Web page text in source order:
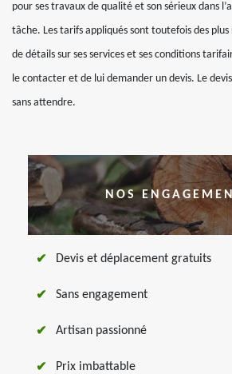
pour ses travaux de qualité et son sérieux dans
tâche. Les tarifs appliqués sont toutefois des plus
de détails sur ses services et ses conditions
le contacter et de lui demander un devis. Le
sans attendre.
NOS
Devis et déplacement gratuits
Sans engagement
Artisan passionné
Prix imbattable